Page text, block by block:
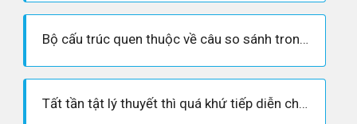
Bộ cấu trúc quen thuộc về câu so sánh trong tiếng Anh - Bạn có biết?
Tất tần tật lý thuyết thì quá khứ tiếp diễn chuẩn nhất